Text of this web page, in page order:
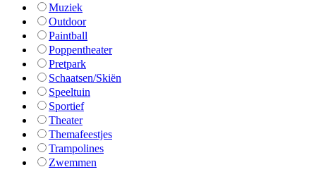
Muziek
Outdoor
Paintball
Poppentheater
Pretpark
Schaatsen/Skiën
Speeltuin
Sportief
Theater
Themafeestjes
Trampolines
Zwemmen